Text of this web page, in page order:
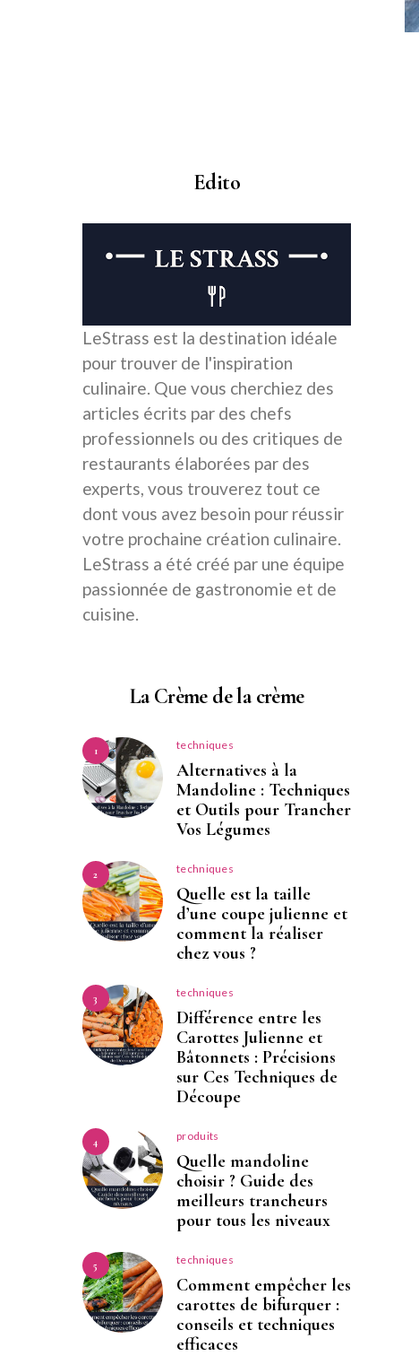
Edito
LeStrass est la destination idéale
pour trouver de l'inspiration
culinaire. Que vous cherchiez des
articles écrits par des chefs
professionnels ou des critiques de
restaurants élaborées par des
experts, vous trouverez tout ce
dont vous avez besoin pour réussir
votre prochaine création culinaire.
LeStrass a été créé par une équipe
passionnée de gastronomie et de
cuisine.
La Crème de la crème
1 techniques
Alternatives à la
Mandoline : Techniques
et Outils pour Trancher
Vos Légumes
2 techniques
Quelle est la taille
d’une coupe julienne et
comment la réaliser
chez vous ?
3 techniques
Différence entre les
Carottes Julienne et
Bâtonnets : Précisions
sur Ces Techniques de
Découpe
4 produits
Quelle mandoline
choisir ? Guide des
meilleurs trancheurs
pour tous les niveaux
5 techniques
Comment empêcher les
carottes de bifurquer :
conseils et techniques
efficaces